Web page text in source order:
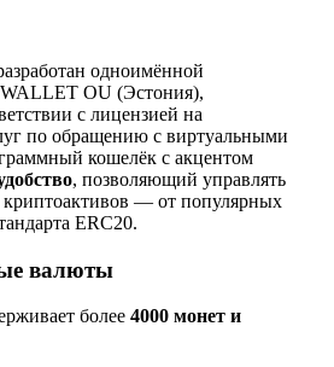
одноимённой
OU (Эстония),
с лицензией на
по обращению с виртуальными
кошелёк с акцентом
, позволяющий управлять
— от популярных
ERC20.
валюты
более 4000 монет и